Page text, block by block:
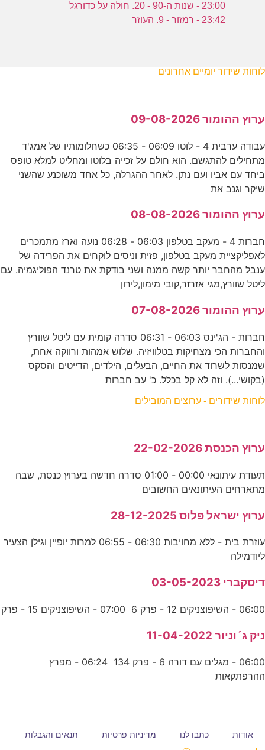
23:00 - שנות ה-90 - 20. חולה על כדורגל
23:42 - רמזור - 9. העוזר
לוחות שידור יומיים אחרונים
ערוץ ההומור 09-08-2026
עבודה ערבית 4 - לוטו 06:09 - 06:35 כשחלומותיו של אמג'ד
מתחילים להתגשם. הוא חולם על זכייה בלוטו ומחליט למלא טופס
ביחד עם אביו ועם נתן. לאחר ההגרלה, כל אחד משוכנע שהשני
שיקר וגנב את
ערוץ ההומור 08-08-2026
חברות 4 - מעקב בטלפון 06:03 - 06:28 נועה וארז מתמכרים
לאפליקציית מעקב בטלפון, פזית וניסים לוקחים את הפרידה של
ענבל מהחבר יותר קשה ממנה ושני בודקת את טרנד הפוליגמיה. עם
ליטל שוורץ,מגי אזרזר,קובי מימון,לירון
ערוץ ההומור 07-08-2026
חברות - הג'ינס 06:03 - 06:31 סדרה קומית עם ליטל שוורץ
והחברות הכי מצחיקות בטלוויזיה. שלוש אמהות ורווקה אחת,
שמנסות לשרוד את החיים, הבעלים, הילדים, הדייטים והסקס
(בקושי...). וזה לא קל בכלל. כ' עב חברות
לוחות שידורים - ערוצים המובילים
ערוץ הכנסת 22-02-2026
תעודת עיתונאי 00:00 - 01:00 סדרה חדשה בערוץ כנסת, שבה
מתארחים העיתונאים החשובים
ערוץ ישראל פלוס 28-12-2025
עוזרת בית - ללא מחויבות 06:30 - 06:55 למרות יופיין וגילן הצעיר
ליודמילה
דיסקברי 03-05-2023
06:00 - השיפוצניקים 12 - פרק 6 07:00 - השיפוצניקים 15 - פרק
ניק ג´וניור 11-04-2022
06:00 - מגלים עם דורה 6 - פרק 134 06:24 - מפרץ
ההרפתקאות
אודות כתבו לנו מדיניות פרטיות תנאים והגבלות